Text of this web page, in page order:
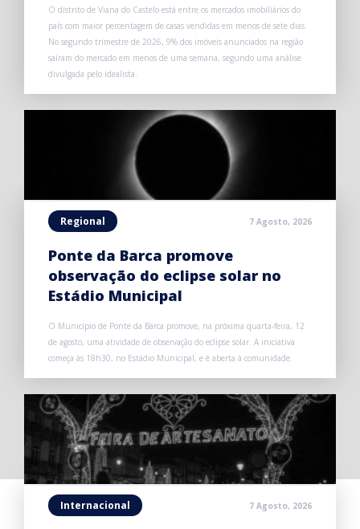
O distrito de Viana do Castelo está entre os mercados imobiliários do
país com maior percentagem de casas vendidas em menos de sete dias.
No segundo trimestre de 2026, 9% dos imóveis anunciados na região
saíram do mercado em menos de uma semana, segundo uma análise
divulgada pelo idealista.
Regional 7 Agosto, 2026
Ponte da Barca promove
observação do eclipse solar no
Estádio Municipal
O Município de Ponte da Barca promove, na próxima quarta-feira, 12
de agosto, uma atividade de observação do eclipse solar. A iniciativa
começa às 18h30, no Estádio Municipal, e é aberta à comunidade.
Internacional 7 Agosto, 2026